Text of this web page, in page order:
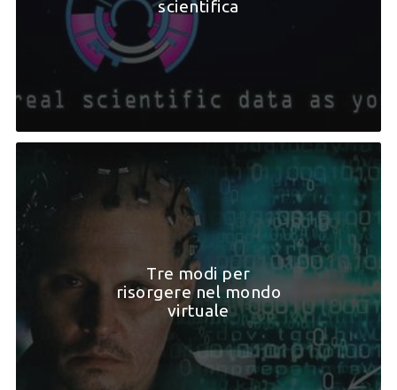
scientifica
Tre modi per
risorgere nel mondo
virtuale